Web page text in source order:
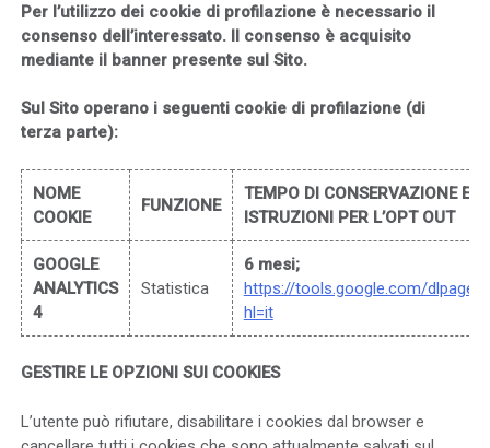
Per l’utilizzo dei cookie di profilazione è necessario il
consenso dell’interessato. Il consenso è acquisito
mediante il banner presente sul Sito.
Sul Sito operano i seguenti cookie di profilazione (di
terza parte):
NOME
COOKIE
FUNZIONE
TEMPO DI CONSERVAZIONE E
ISTRUZIONI PER L’OPT OUT
GOOGLE
ANALYTICS
4
Statistica
6 mesi;
https://tools.google.com/dlpage/
hl=it
GESTIRE LE OPZIONI SUI COOKIES
L’utente può rifiutare, disabilitare i cookies dal browser e